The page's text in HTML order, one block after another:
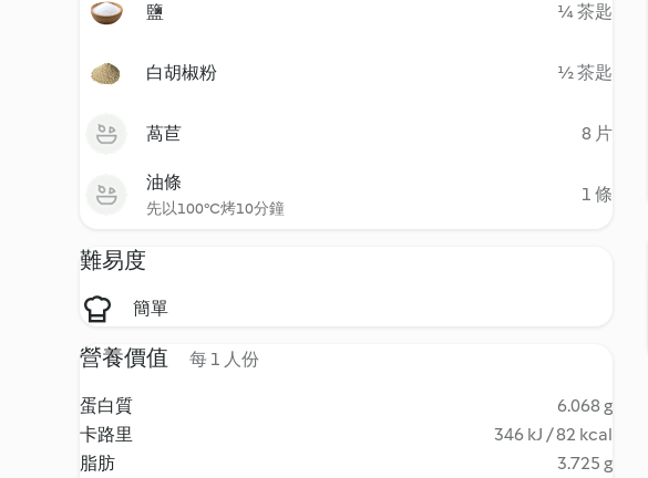
鹽 ¼ 茶匙
白胡椒粉 ½ 茶匙
萵苣 8 片
油條
先以100°C烤10分鐘
1 條
難易度
簡單
營養價值 每 1 人份
蛋白質
6.068 g
卡路里
346 kJ / 82 kcal
脂肪
3.725 g